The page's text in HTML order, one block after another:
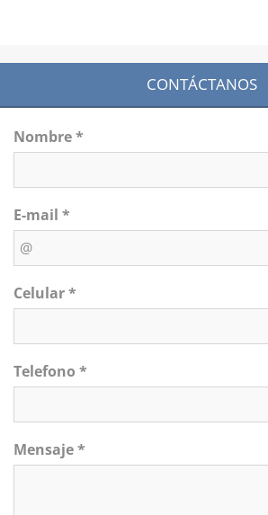
CONTÁCTANOS
Nombre *
E-mail *
Celular *
Telefono *
Mensaje *